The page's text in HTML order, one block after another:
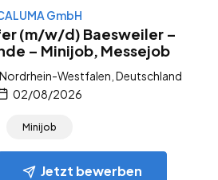
GmbH
(m/w/d) Baesweiler –
– Minijob, Messejob
Westfalen, Deutschland
02/08/2026
Minijob
Jetzt bewerben